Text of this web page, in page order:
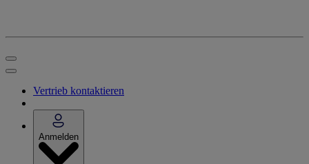
Vertrieb kontaktieren
Anmelden